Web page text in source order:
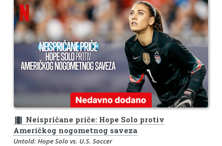
theaters Neispričane priče: Hope Solo protiv
Američkog nogometnog saveza
Untold: Hope Solo vs. U.S. Soccer